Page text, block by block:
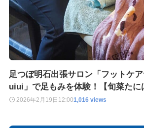
足つぼ明石出張サロン「フットケ
uiui」で足もみを体験！【旬菜たに
2026年2月19日 12:001,016 views